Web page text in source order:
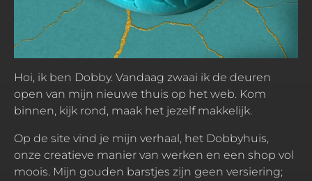
Hoi, ik ben Dobby. Vandaag zwaai ik de deuren
open van mijn nieuwe thuis op het web. Kom
binnen, kijk rond, maak het jezelf makkelijk.
Op de site vind je mijn verhaal, het Dobbyhuis,
onze creatieve manier van werken en een shop vol
moois. Mijn gouden barstjes zijn geen versiering;